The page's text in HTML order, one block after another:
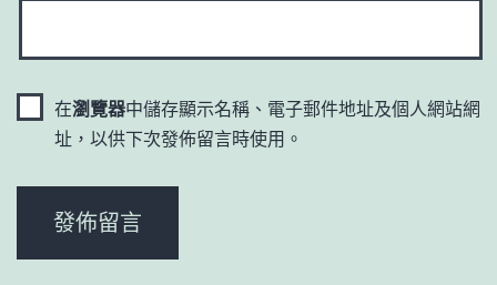
在瀏覽器中儲存顯示名稱、電子郵件地址及個人網站網
址，以供下次發佈留言時使用。